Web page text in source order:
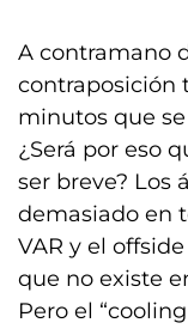
A contramano
contraposición
minutos que
¿Será por eso
ser breve? Los
demasiado en
VAR y el
que no existe
Pero el